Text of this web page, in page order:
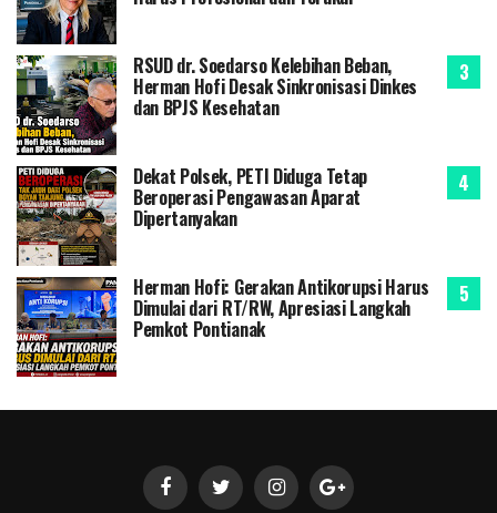
RSUD dr. Soedarso Kelebihan Beban,
Herman Hofi Desak Sinkronisasi Dinkes
dan BPJS Kesehatan
Dekat Polsek, PETI Diduga Tetap
Beroperasi Pengawasan Aparat
Dipertanyakan
Herman Hofi: Gerakan Antikorupsi Harus
Dimulai dari RT/RW, Apresiasi Langkah
Pemkot Pontianak